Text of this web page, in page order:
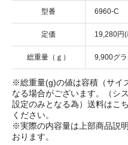
型番 6960-C
定価 19,280円
総重量（ｇ） 9,900グ
※総重量(g)の値は容積（サイ
なる場合がございます。（シ
設定のみとなる為）送料はこ
ください。
※実際の内容量は上部商品説
おります。